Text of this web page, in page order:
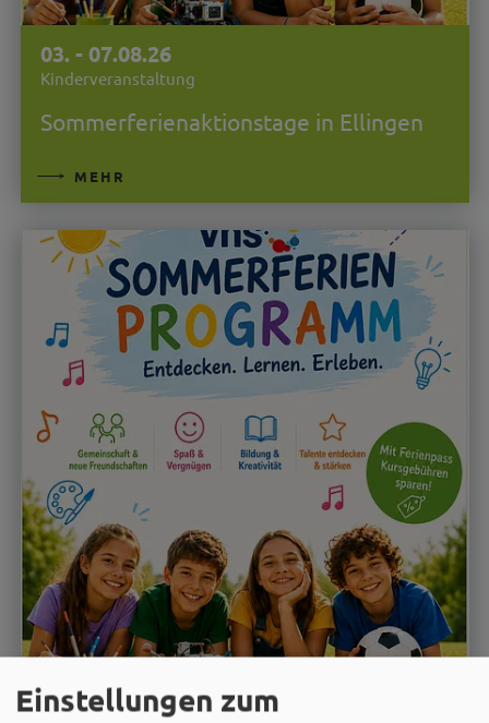
03. - 07.08.26
Kinderveranstaltung
Sommerferienaktionstage in Ellingen
MEHR
02. - 08.08.26
Einstellungen zum